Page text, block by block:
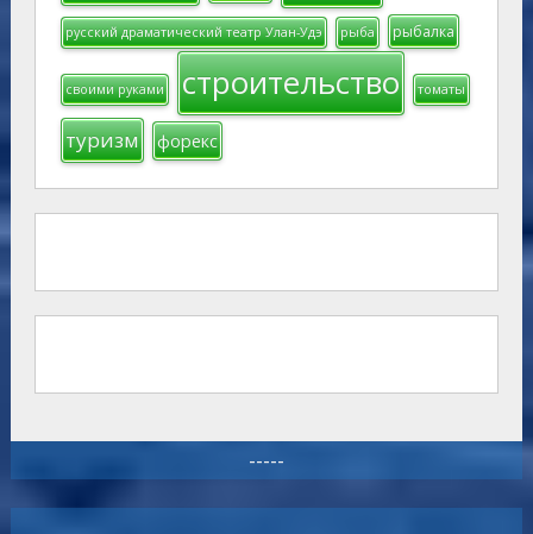
русский драматический театр Улан-Удэ рыба рыбалка
своими руками строительство томаты
туризм форекс
-----